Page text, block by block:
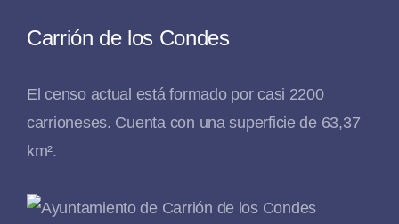
Carrión de los Condes
El censo actual está formado por casi 2200
carrioneses. Cuenta con una superficie de 63,37
km².